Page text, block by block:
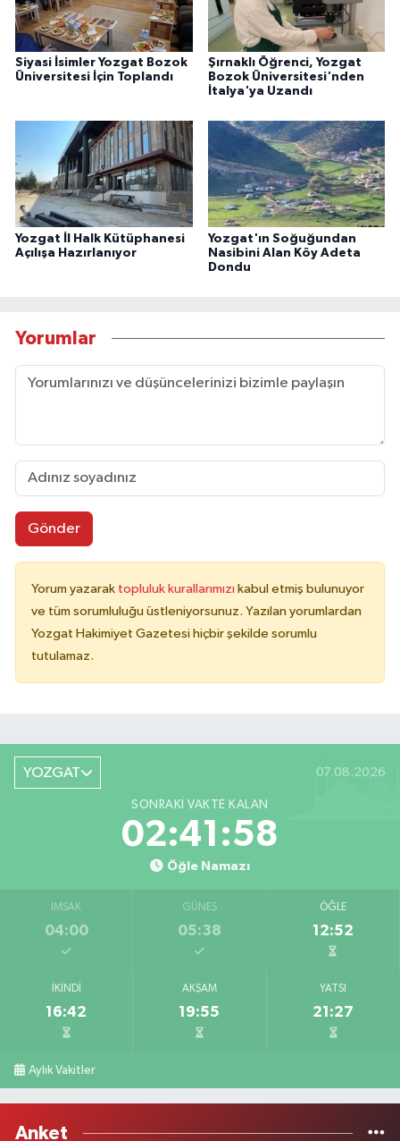
Siyasi İsimler Yozgat Bozok
Üniversitesi İçin Toplandı
Şırnaklı Öğrenci, Yozgat
Bozok Üniversitesi'nden
İtalya'ya Uzandı
Yozgat İl Halk Kütüphanesi
Açılışa Hazırlanıyor
Yozgat'ın Soğuğundan
Nasibini Alan Köy Adeta
Dondu
Yorumlar
Gönder
Yorum yazarak topluluk kurallarımızı kabul etmiş bulunuyor
ve tüm sorumluluğu üstleniyorsunuz. Yazılan yorumlardan
Yozgat Hakimiyet Gazetesi hiçbir şekilde sorumlu
tutulamaz.
YOZGAT 07.08.2026
SONRAKI VAKTE KALAN
02:41:58
Öğle Namazı
İMSAK
04:00
GÜNEŞ
05:38
ÖĞLE
12:52
İKINDI
16:42
AKŞAM
19:55
YATSI
21:27
Aylık Vakitler
Anket